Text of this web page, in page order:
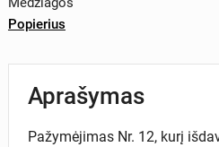
Popierius
Aprašymas
Pažymėjimas Nr. 12, kurį